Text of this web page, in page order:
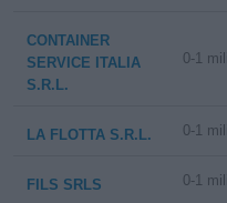
CONTAINER
SERVICE ITALIA
S.R.L.
0-1
LA FLOTTA S.R.L. 0-1
FILS SRLS 0-1